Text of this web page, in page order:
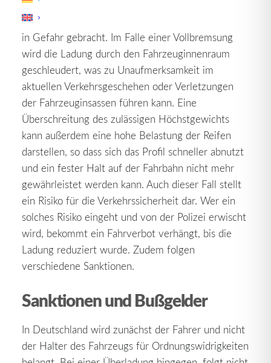
Dadurch werden nicht nur andere
Verkehrsteilnehmer sondern auch der Fahrer selbst
in Gefahr gebracht. Im Falle einer Vollbremsung
wird die Ladung durch den Fahrzeuginnenraum
geschleudert, was zu Unaufmerksamkeit im
aktuellen Verkehrsgeschehen oder Verletzungen
der Fahrzeuginsassen führen kann. Eine
Überschreitung des zulässigen Höchstgewichts
kann außerdem eine hohe Belastung der Reifen
darstellen, so dass sich das Profil schneller abnutzt
und ein fester Halt auf der Fahrbahn nicht mehr
gewährleistet werden kann. Auch dieser Fall stellt
ein Risiko für die Verkehrssicherheit dar. Wer ein
solches Risiko eingeht und von der Polizei erwischt
wird, bekommt ein Fahrverbot verhängt, bis die
Ladung reduziert wurde. Zudem folgen
verschiedene Sanktionen.
Sanktionen und Bußgelder
In Deutschland wird zunächst der Fahrer und nicht
der Halter des Fahrzeugs für Ordnungswidrigkeiten